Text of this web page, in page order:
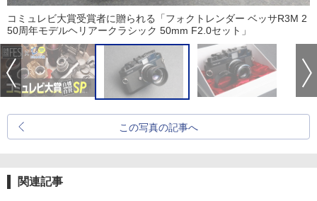
コミュレビ大賞受賞者に贈られる「フォクトレンダー ベッサR3M 2
50周年モデルヘリアークラシック 50mm F2.0セット」
この写真の記事へ
関連記事